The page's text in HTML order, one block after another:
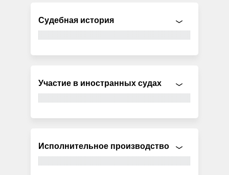
Судебная история
Участие в иностранных судах
Исполнительное производство